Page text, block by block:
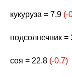
кукуруза = 7.9 (-
подсолнечник =
соя = 22.8 (-0.7)